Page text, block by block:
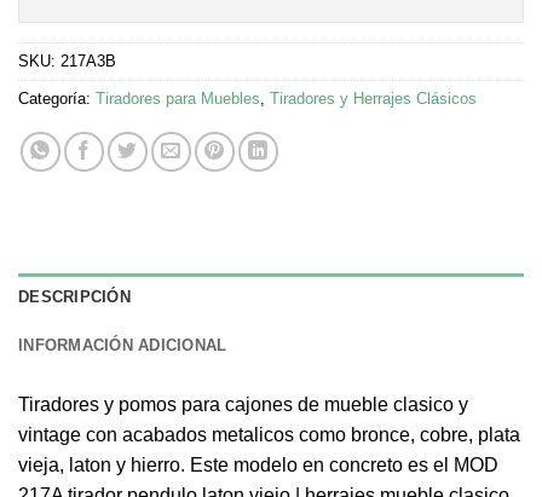
SKU: 217A3B
Categoría: Tiradores para Muebles Tiradores y Herrajes Clásicos
DESCRIPCIÓN
INFORMACIÓN ADICIONAL
Tiradores y pomos para cajones de mueble clasico y
vintage con acabados metalicos como bronce, cobre, plata
vieja, laton y hierro. Este modelo en concreto es el MOD